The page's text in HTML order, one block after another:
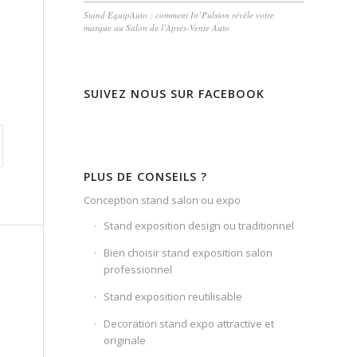
Stand EquipAuto : comment In’Pulsion révèle votre
marque au Salon de l’Après-Vente Auto
SUIVEZ NOUS SUR FACEBOOK
PLUS DE CONSEILS ?
Conception stand salon ou expo
Stand exposition design ou traditionnel
Bien choisir stand exposition salon
professionnel
Stand exposition reutilisable
Decoration stand expo attractive et
originale